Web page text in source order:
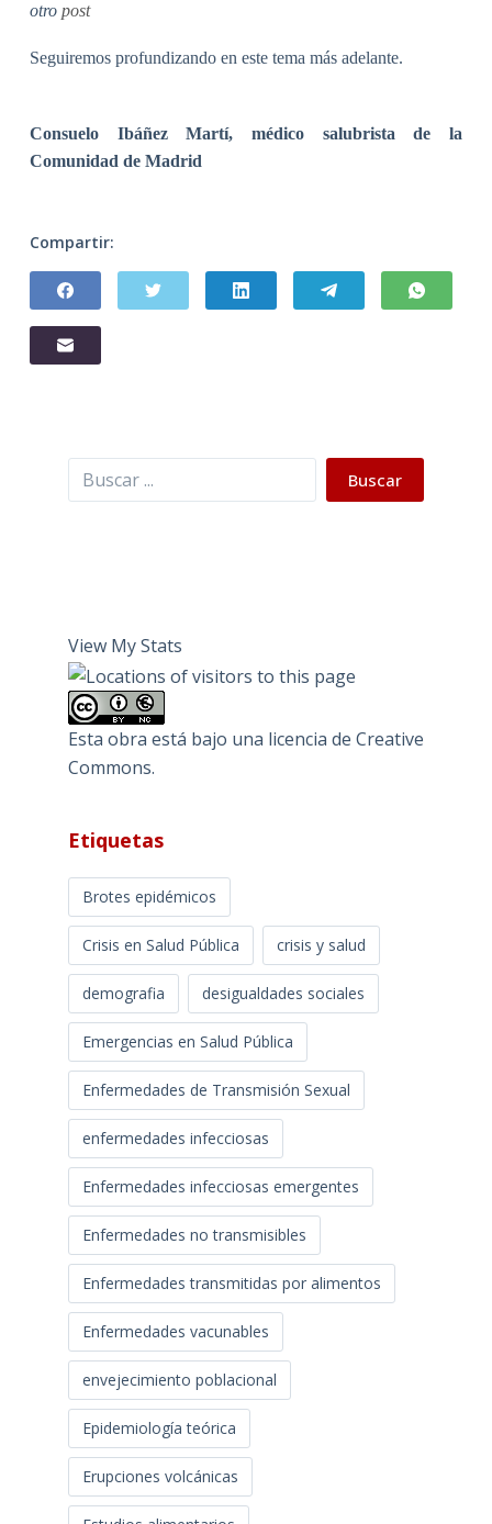
otro post
Seguiremos profundizando en este tema más adelante.
Consuelo Ibáñez Martí,
médico salubrista de la
Comunidad de Madrid
Compartir:
Buscar Buscar
View My Stats
Esta obra está bajo una licencia de Creative
Commons.
Etiquetas
Brotes epidémicos
Crisis en Salud Pública crisis y salud
demografia desigualdades sociales
Emergencias en Salud Pública
Enfermedades de Transmisión Sexual
enfermedades infecciosas
Enfermedades infecciosas emergentes
Enfermedades no transmisibles
Enfermedades transmitidas por alimentos
Enfermedades vacunables
envejecimiento poblacional
Epidemiología teórica
Erupciones volcánicas